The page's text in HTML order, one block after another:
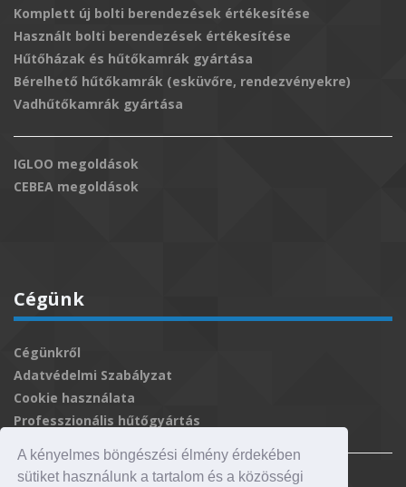
A kényelmes böngészési élmény érdekében
sütiket használunk a tartalom és a közösségi
Komplett új bolti berendezések értékesítése
Használt bolti berendezések értékesítése
Hűtőházak és hűtőkamrák gyártása
Bérelhető hűtőkamrák (esküvőre, rendezvényekre)
Vadhűtőkamrák gyártása
IGLOO megoldások
CEBEA megoldások
Cégünk
Cégünkről
Adatvédelmi Szabályzat
Cookie használata
Professzionális hűtőgyártás
Innova termékcsalád